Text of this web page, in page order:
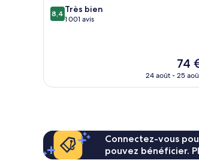
8.4
sur
8,4 Très bien
1 001 avis
Le
74
24 août - 25
Connectez-vous
pouvez bénéficier.